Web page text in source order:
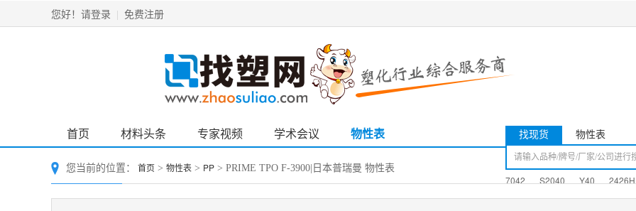
您好！ 请登录 免费注册
找现货 物性表
7042 S2040 Y40 2426H
首页 材料头条 专家视频 学术会议 物性表
您当前的位置： 首页 > 物性表 > PP > PRIME TPO F-3900|日本普瑞曼 物性表